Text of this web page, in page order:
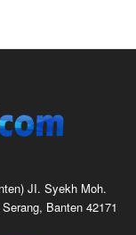
JI. Syekh Moh.
Banten 42171